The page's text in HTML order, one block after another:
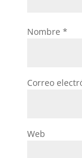
Nombre *
Correo
Web